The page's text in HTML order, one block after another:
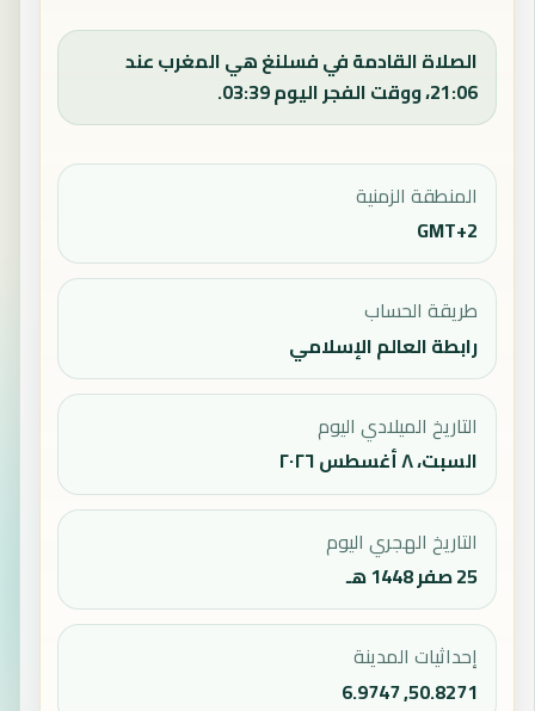
الصلاة القادمة في فسلنغ هي المغرب عند
21:06، ووقت الفجر اليوم 03:39.
المنطقة الزمنية
GMT+2
طريقة الحساب
رابطة العالم الإسلامي
التاريخ الميلادي اليوم
السبت، ٨ أغسطس ٢٠٢٦
التاريخ الهجري اليوم
25 صفر 1448 هـ
إحداثيات المدينة
50.8271, 6.9747